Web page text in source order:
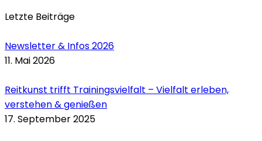
Letzte Beiträge
Newsletter & Infos 2026
11. Mai 2026
Reitkunst trifft Trainingsvielfalt – Vielfalt erleben,
verstehen & genießen
17. September 2025